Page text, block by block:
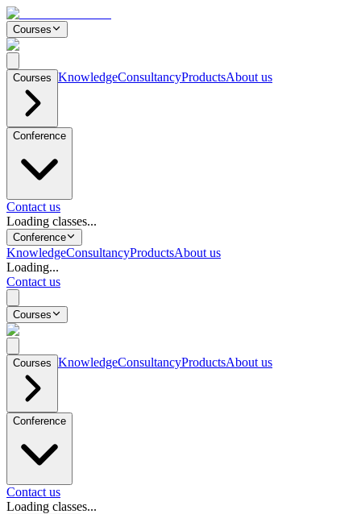
Courses
Courses KnowledgeConsultancyProductsAbout us
Conference
Contact us
Loading classes...
Conference
KnowledgeConsultancyProductsAbout us
Loading...
Contact us
Courses
Courses KnowledgeConsultancyProductsAbout us
Conference
Contact us
Loading classes...